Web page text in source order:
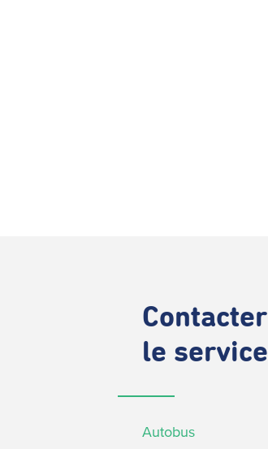
Contacter
le service
Autobus